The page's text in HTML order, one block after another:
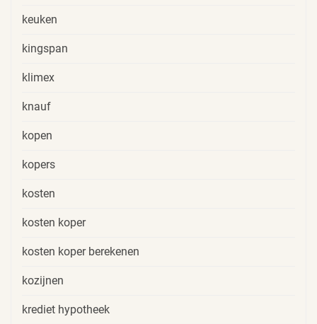
keuken
kingspan
klimex
knauf
kopen
kopers
kosten
kosten koper
kosten koper berekenen
kozijnen
krediet hypotheek